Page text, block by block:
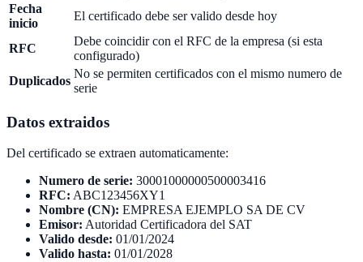
Fecha
inicio
El certificado debe ser valido desde hoy
RFC
Debe coincidir con el RFC de la empresa (si esta
configurado)
Duplicados
No se permiten certificados con el mismo numero de
serie
Datos extraidos
Del certificado se extraen automaticamente:
Numero de serie: 30001000000500003416
RFC: ABC123456XY1
Nombre (CN): EMPRESA EJEMPLO SA DE CV
Emisor: Autoridad Certificadora del SAT
Valido desde: 01/01/2024
Valido hasta: 01/01/2028